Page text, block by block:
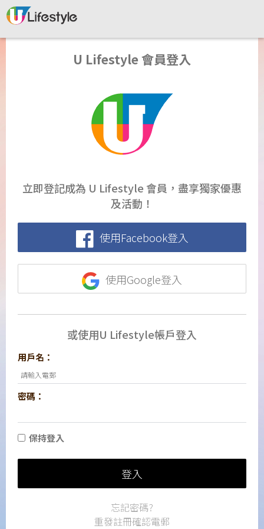
U Lifestyle 會員登入
立即登記成為 U Lifestyle 會員，盡享獨家優惠
及活動！
使用Facebook登入
使用Google登入
或使用U Lifestyle帳戶登入
用戶名：
密碼：
保持登入
登入
忘記密碼?
重發註冊確認電郵